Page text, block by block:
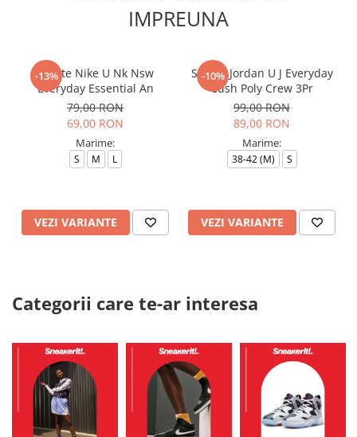
IMPREUNA
-13%
Sosete Nike U Nk Nsw
Everyday Essential An
79,00 RON
69,00 RON
Marime:
S M L
VEZI VARIANTE
-10%
Sosete Jordan U J Everyday
Cush Poly Crew 3Pr
99,00 RON
89,00 RON
Marime:
38-42 (M) S
VEZI VARIANTE
Categorii care te-ar interesa